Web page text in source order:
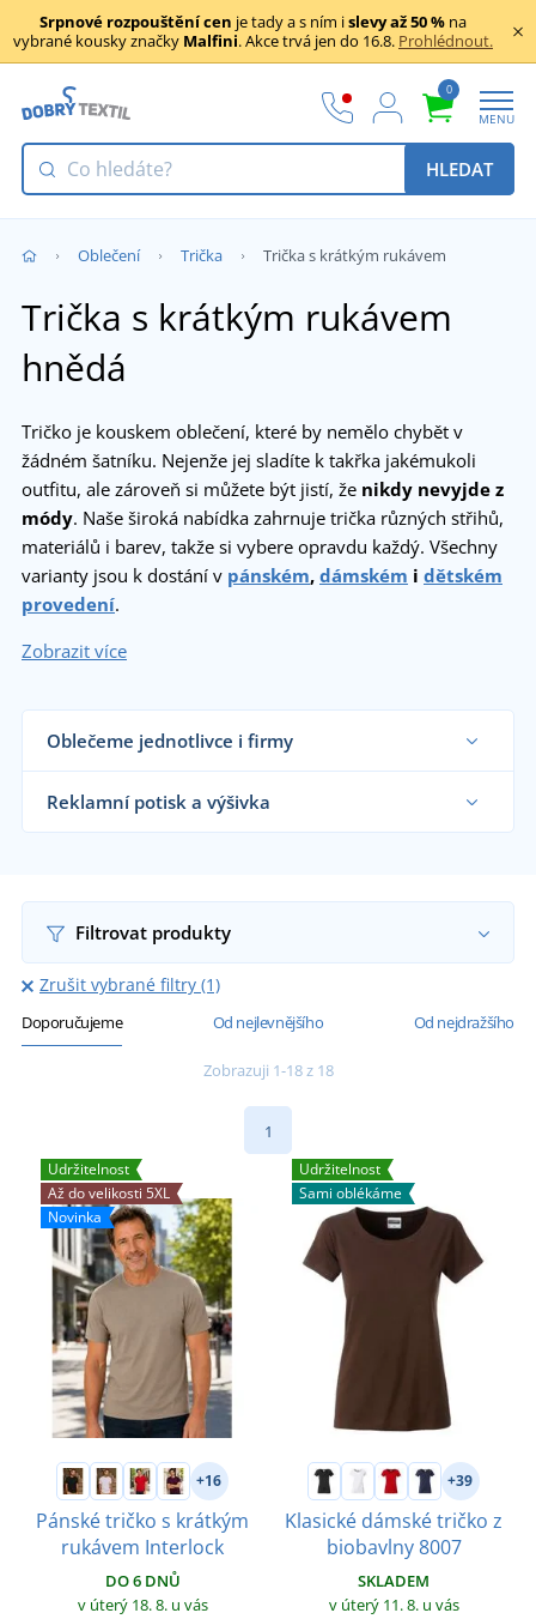
Srpnové rozpouštění cen je tady a s ním islevy až 50 % na
vybrané kousky značky Malfini. Akce trvá jen do 16.8. Prohlédnout.
0
MENU
HLEDAT
Oblečení Trička Trička s krátkým rukávem
Trička s krátkým rukávem
hnědá
Tričko je kouskem oblečení, které by nemělo chybět v
žádném šatníku. Nejenže jej sladíte k takřka jakémukoli
outfitu, ale zároveň si můžete být jistí, že nikdy nevyjde z
módy. Naše široká nabídka zahrnuje trička různých střihů,
materiálů i barev, takže si vybere opravdu každý. Všechny
varianty jsou k dostání v pánském, dámském i dětském
provedení.
Zobrazit více
Oblečeme jednotlivce i firmy
Dodáváme trička reklamním agenturám, firmám,
obchodníkům s textilem, školám i koncovým
zákazníkům již od 1 kusu.
Chci vědět více
Reklamní potisk a výšivka
Filtrovat produkty
Zrušit vybrané filtry (1)
Doporučujeme Od nejlevnějšího Od nejdražšího
Zobrazuji 1-18 z 18
1
Udržitelnost
Až do velikosti 5XL
Novinka
+16
Pánské tričko s krátkým
rukávem Interlock
DO 6 DNŮ
v úterý 18. 8. u vás
Udržitelnost
Sami oblékáme
+39
Klasické dámské tričko z
biobavlny 8007
SKLADEM
v úterý 11. 8. u vás